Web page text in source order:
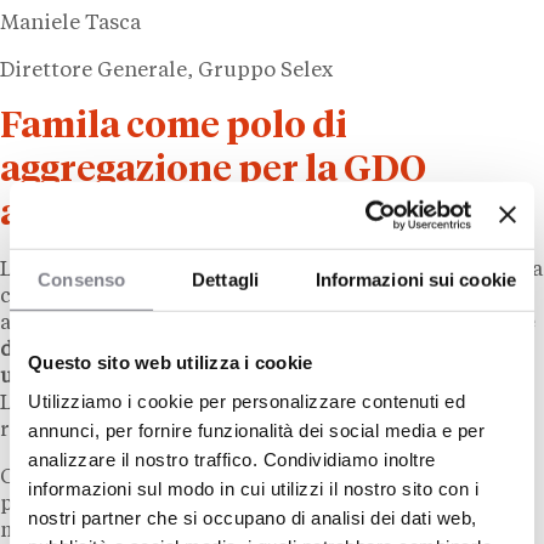
Consenso Dettagli Informazioni sui cookie
Questo sito web utilizza i cookie
Utilizziamo i cookie per personalizzare contenuti ed
annunci, per fornire funzionalità dei social media e per
analizzare il nostro traffico. Condividiamo inoltre
informazioni sul modo in cui utilizzi il nostro sito con i
nostri partner che si occupano di analisi dei dati web,
Maniele Tasca
Direttore Generale, Gruppo Selex
Famila come polo di
aggregazione per la GDO
affiliata in Italia
La traiettoria di Famila
non è solo quella di un’insegna
che cresce in fatturato: è quella di un brand che si sta
affermando come
della distribuzione organizzata che cercano
un’aggregazione sotto un’insegna nazionale forte.
L’accordo conEtruria Retailne è l’esempio più
recente, ma non l’unico.
Con354 punti venditapresenti in 14 regioni
e un
piano d’investimento già finanziato per i prossimi
mesi,Familaoffre ai candidati all’affiliazione un